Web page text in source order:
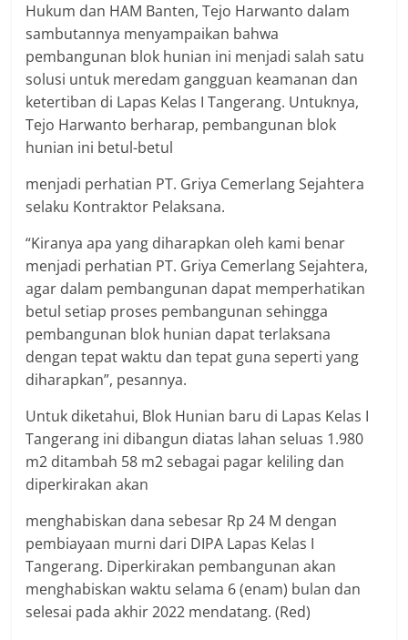
Hukum dan HAM Banten, Tejo Harwanto dalam
sambutannya menyampaikan bahwa
pembangunan blok hunian ini menjadi salah satu
solusi untuk meredam gangguan keamanan dan
ketertiban di Lapas Kelas I Tangerang. Untuknya,
Tejo Harwanto berharap, pembangunan blok
hunian ini betul-betul
menjadi perhatian PT. Griya Cemerlang Sejahtera
selaku Kontraktor Pelaksana.
“Kiranya apa yang diharapkan oleh kami benar
menjadi perhatian PT. Griya Cemerlang Sejahtera,
agar dalam pembangunan dapat memperhatikan
betul setiap proses pembangunan sehingga
pembangunan blok hunian dapat terlaksana
dengan tepat waktu dan tepat guna seperti yang
diharapkan”, pesannya.
Untuk diketahui, Blok Hunian baru di Lapas Kelas I
Tangerang ini dibangun diatas lahan seluas 1.980
m2 ditambah 58 m2 sebagai pagar keliling dan
diperkirakan akan
menghabiskan dana sebesar Rp 24 M dengan
pembiayaan murni dari DIPA Lapas Kelas I
Tangerang. Diperkirakan pembangunan akan
menghabiskan waktu selama 6 (enam) bulan dan
selesai pada akhir 2022 mendatang. (Red)